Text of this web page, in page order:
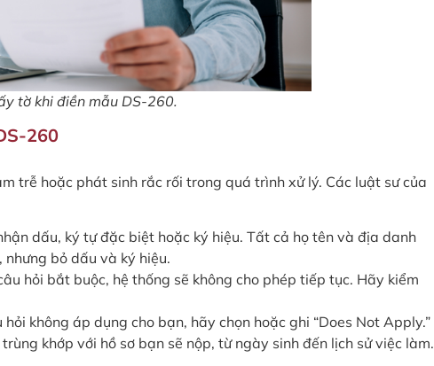
tờ khi điền mẫu DS-260.
260
trễ hoặc phát sinh rắc rối trong quá trình xử lý. Các luật sư của
dấu, ký tự đặc biệt hoặc ký hiệu. Tất cả họ tên và địa danh
bỏ dấu và ký hiệu.
hỏi bắt buộc, hệ thống sẽ không cho phép tiếp tục. Hãy kiểm
hỏi không áp dụng cho bạn, hãy chọn hoặc ghi “Does Not Apply.”
khớp với hồ sơ bạn sẽ nộp, từ ngày sinh đến lịch sử việc làm.